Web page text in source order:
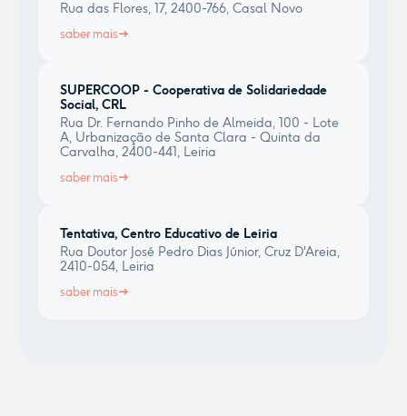
Rua das Flores, 17, 2400-766, Casal Novo
saber mais
SUPERCOOP - Cooperativa de Solidariedade
Social, CRL
Rua Dr. Fernando Pinho de Almeida, 100 - Lote
A, Urbanização de Santa Clara - Quinta da
Carvalha, 2400-441, Leiria
saber mais
Tentativa, Centro Educativo de Leiria
Rua Doutor José Pedro Dias Júnior, Cruz D'Areia,
2410-054, Leiria
saber mais